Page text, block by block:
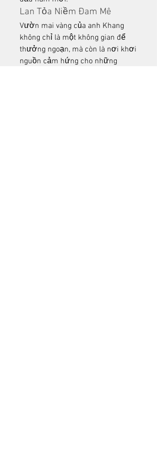
Lan Tỏa Niềm Đam Mê
Vườn mai vàng của anh Khang
không chỉ là một không gian để
thưởng ngoạn, mà còn là nơi khơi
nguồn cảm hứng cho những